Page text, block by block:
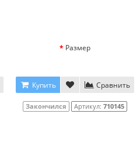
Размер
Купить Сравнить
Закончился Артикул: 710145